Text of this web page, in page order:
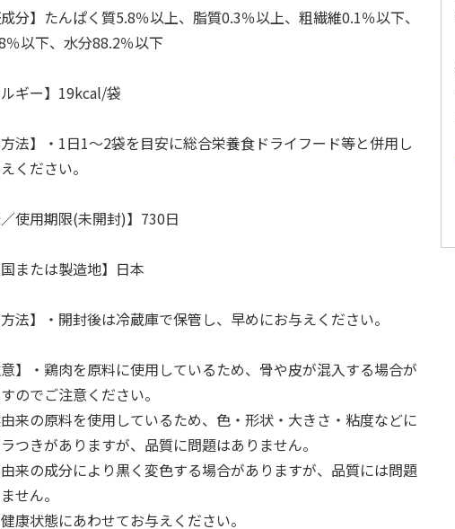
イレ ナチュラルグ
1,550円
ンド 4L
1,320円
ぐるぐるボーン型 S
こ用 まぐろ・かつ
成分】たんぱく質5.8％以上、脂質0.3％以上、粗繊維0.1％以下、
％以下、水分88.2％以下
ルギー】19kcal/袋
方法】・1日1～2袋を目安に総合栄養食ドライフード等と併用し
ください。
／使用期限(未開封)】730日
国または製造地】日本
方法】・開封後は冷蔵庫で保管し、早めにお与えください。
意】・鶏肉を原料に使用しているため、骨や皮が混入する場合が
のでご注意ください。
由来の原料を使用しているため、色・形状・大きさ・粘度などに
つきがありますが、品質に問題はありません。
由来の成分により黒く変色する場合がありますが、品質には問題
せん。
康状態にあわせてお与えください。